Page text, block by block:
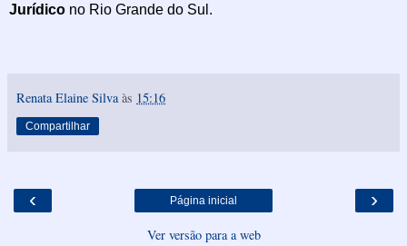
Jurídico no Rio Grande do Sul.
Renata Elaine Silva às 15:16
Compartilhar
‹ ›
Página inicial
Ver versão para a web